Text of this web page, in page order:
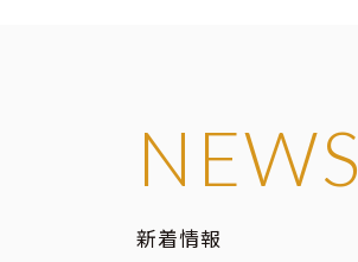
NEWS
新着情報